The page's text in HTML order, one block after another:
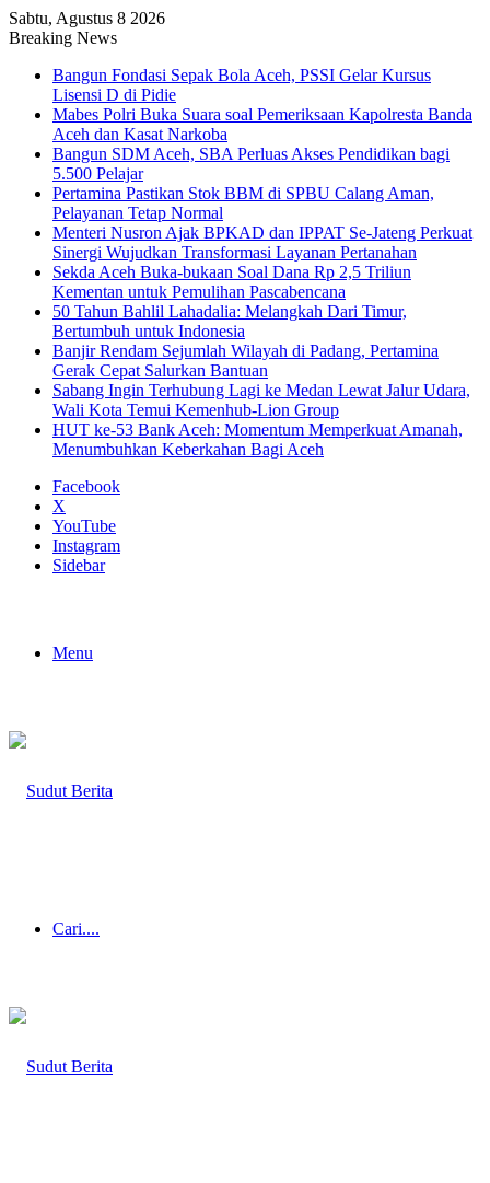
Sabtu, Agustus 8 2026
Breaking News
Bangun Fondasi Sepak Bola Aceh, PSSI Gelar Kursus
Lisensi D di Pidie
Mabes Polri Buka Suara soal Pemeriksaan Kapolresta Banda
Aceh dan Kasat Narkoba
Bangun SDM Aceh, SBA Perluas Akses Pendidikan bagi
5.500 Pelajar
Pertamina Pastikan Stok BBM di SPBU Calang Aman,
Pelayanan Tetap Normal
Menteri Nusron Ajak BPKAD dan IPPAT Se-Jateng Perkuat
Sinergi Wujudkan Transformasi Layanan Pertanahan
Sekda Aceh Buka-bukaan Soal Dana Rp 2,5 Triliun
Kementan untuk Pemulihan Pascabencana
50 Tahun Bahlil Lahadalia: Melangkah Dari Timur,
Bertumbuh untuk Indonesia
Banjir Rendam Sejumlah Wilayah di Padang, Pertamina
Gerak Cepat Salurkan Bantuan
Sabang Ingin Terhubung Lagi ke Medan Lewat Jalur Udara,
Wali Kota Temui Kemenhub-Lion Group
HUT ke-53 Bank Aceh: Momentum Memperkuat Amanah,
Menumbuhkan Keberkahan Bagi Aceh
Facebook
X
YouTube
Instagram
Sidebar
Menu
Cari....